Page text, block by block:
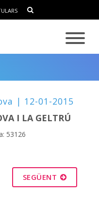
| 12-01-2015
I LA GELTRÚ
53126
SEGÜENT